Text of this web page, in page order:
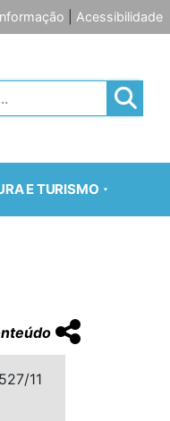
Acessibilidade
E TURISMO
11